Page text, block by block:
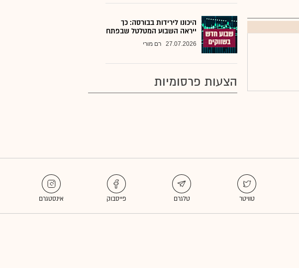
היכונו לירידות בבורסה: כך
ייראה השבוע המטלטל שבפתח
27.07.2026 רם מורי
הצעות פרסומיות